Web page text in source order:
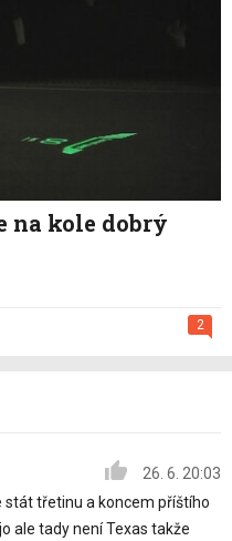
na kole dobrý
2
26. 6. 20:03
stát třetinu a koncem příštího
ale tady není Texas takže